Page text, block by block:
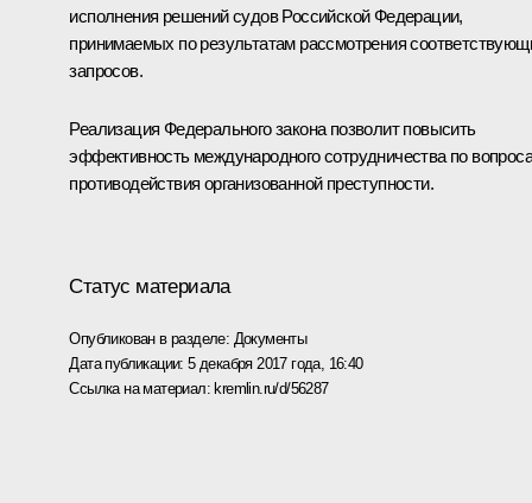
исполнения решений судов Российской Федерации,
принимаемых по результатам рассмотрения
запросов.
Реализация Федерального закона позволит повысить
эффективность международного сотрудничества по
противодействия организованной преступности.
Статус материала
Опубликован в разделе: Документы
Дата публикации:5 декабря 2017 года, 16:40
Ссылка на материал: kremlin.ru/d/56287